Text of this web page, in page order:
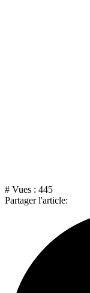
# Vues : 445
Partager l'article: